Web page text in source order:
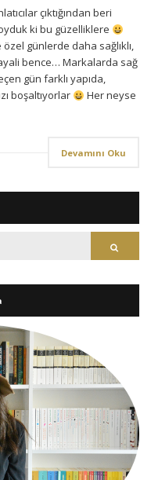
çıktığından beri
ki bu güzelliklere
günlerde daha sağlıklı,
bence… Markalarda sağ
gün farklı yapıda,
boşaltıyorlar
Her neyse
Devamını Oku